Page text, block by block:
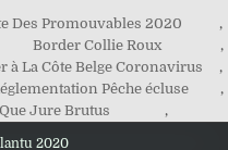
Des Promouvables 2020
,
Border Collie Roux
,
à La Côte Belge Coronavirus
,
Pêche écluse
,
Que Jure Brutus ,
2020